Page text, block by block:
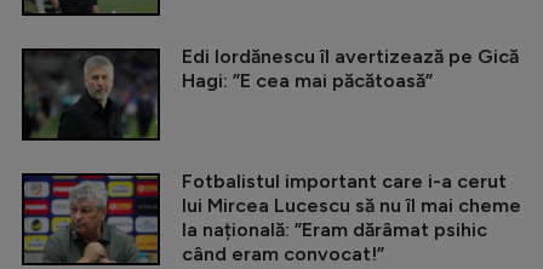
Edi Iordănescu îl avertizează pe Gică
Hagi: ”E cea mai păcătoasă”
Fotbalistul important care i-a cerut
lui Mircea Lucescu să nu îl mai cheme
la națională: ”Eram dărâmat psihic
când eram convocat!”